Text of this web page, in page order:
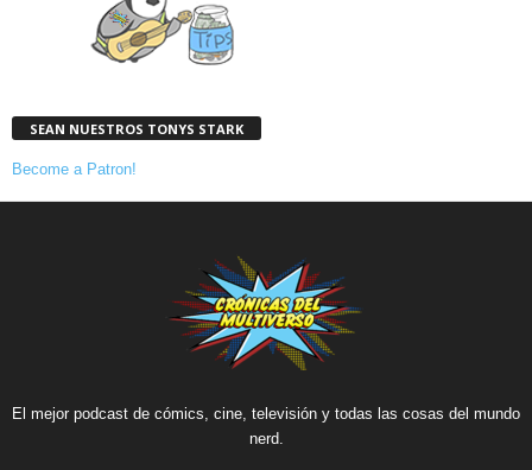
SEAN NUESTROS TONYS STARK
Become a Patron!
El mejor podcast de cómics, cine, televisión y todas las cosas del mundo
nerd.